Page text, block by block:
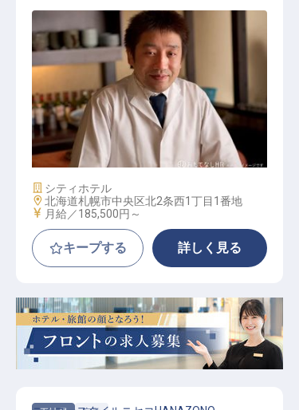
調理（中華調理）
施設業態
シティホテル
勤務地
北海道札幌市中央区北2条西1丁目1番地
給与
月給／185,500円～
キープする 詳しく見る